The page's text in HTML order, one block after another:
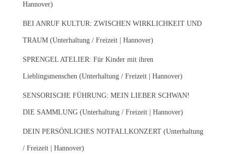
:Hannover)
BEI ANRUF KULTUR: ZWISCHEN WIRKLICHKEIT UND
TRAUM (Unterhaltung / Freizeit | Hannover)
SPRENGEL ATELIER: Für Kinder mit ihren
Lieblingsmenschen (Unterhaltung / Freizeit | Hannover)
SENSORISCHE FÜHRUNG: MEIN LIEBER SCHWAN!
DIE SAMMLUNG (Unterhaltung / Freizeit | Hannover)
DEIN PERSÖNLICHES NOTFALLKONZERT (Unterhaltung
/ Freizeit | Hannover)